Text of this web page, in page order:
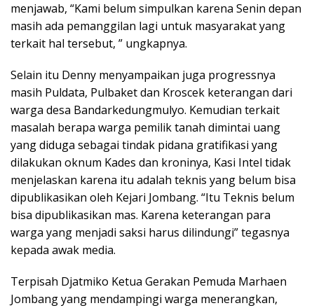
menjawab, “Kami belum simpulkan karena Senin depan
masih ada pemanggilan lagi untuk masyarakat yang
terkait hal tersebut, ” ungkapnya.
Selain itu Denny menyampaikan juga progressnya
masih Puldata, Pulbaket dan Kroscek keterangan dari
warga desa Bandarkedungmulyo. Kemudian terkait
masalah berapa warga pemilik tanah dimintai uang
yang diduga sebagai tindak pidana gratifikasi yang
dilakukan oknum Kades dan kroninya, Kasi Intel tidak
menjelaskan karena itu adalah teknis yang belum bisa
dipublikasikan oleh Kejari Jombang. “Itu Teknis belum
bisa dipublikasikan mas. Karena keterangan para
warga yang menjadi saksi harus dilindungi” tegasnya
kepada awak media.
Terpisah Djatmiko Ketua Gerakan Pemuda Marhaen
Jombang yang mendampingi warga menerangkan,